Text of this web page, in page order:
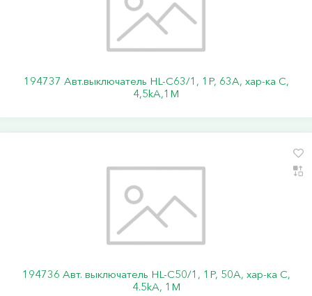
194737 Авт.выключатель HL-C63/1, 1Р, 63А, хар-ка С,
4,5kA,1M
194736 Авт. выключатель HL-C50/1, 1P, 50A, хар-ка C,
4.5kA, 1M